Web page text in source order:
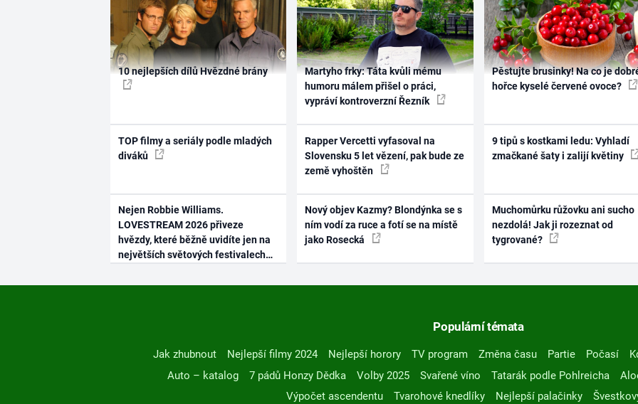
10 nejlepších dílů Hvězdné brány
TOP filmy a seriály podle mladých
diváků
Nejen Robbie Williams.
LOVESTREAM 2026 přiveze
hvězdy, které běžně uvidíte jen na
největších světových festivalech
Martyho frky: Táta kvůli mému
humoru málem přišel o práci,
vypráví kontroverzní Řezník
Rapper Vercetti vyfasoval na
Slovensku 5 let vězení, pak bude ze
země vyhoštěn
Nový objev Kazmy? Blondýnka se s
ním vodí za ruce a fotí se na místě
jako Rosecká
Pěstujte brusinky! Na co je
hořce kyselé červené ovoce?
9 tipů s kostkami ledu: Vyhladí
zmačkané šaty i zalijí květiny
Muchomůrku růžovku ani sucho
nezdolá! Jak ji rozeznat od
tygrované?
Populární témata
Jak zhubnout Nejlepší filmy 2024 Nejlepší horory TV program Změna času Partie Počasí
Auto – katalog
7 pádů Honzy Dědka Volby 2025 Svařené víno Tatarák podle Pohlreicha
Výpočet ascendentu
Tvarohové knedlíky Nejlepší palačinky